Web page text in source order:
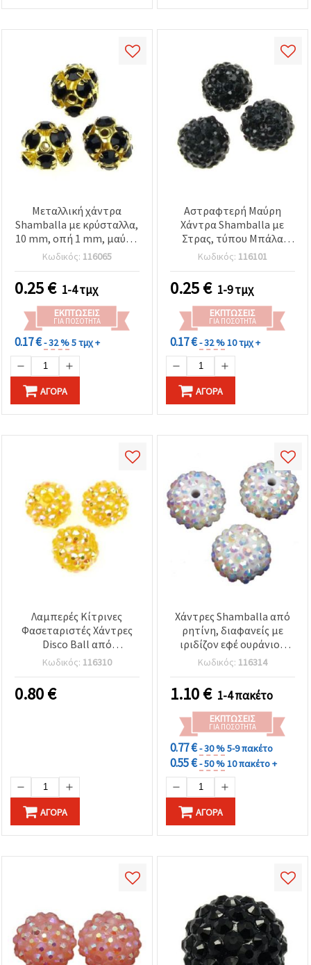
Μεταλλική χάντρα
Shamballa με κρύσταλλα,
10 mm, οπή 1 mm, μαύρη
με φινίρισμα χρυσού
χρώματος, για κατασκευή
κοσμημάτων DIY
Κωδικός: 116065
0.25€ 1-4 τμχ
ΕΚΠΤΏΣΕΙΣ
ΓΙΑ ΠΟΣΌΤΗΤΑ
0.17 €- 32 %5 τμχ +
ΑΓΟΡΆ
Αστραφτερή Μαύρη
Χάντρα Shamballa με
Στρας, τύπου Μπάλα
Ντίσκο, Πολυμερικός
Πηλός, Βαμμένη, 10 mm,
Τρύπα 1.5 mm
Κωδικός: 116101
0.25€ 1-9 τμχ
ΕΚΠΤΏΣΕΙΣ
ΓΙΑ ΠΟΣΌΤΗΤΑ
0.17 €- 32 %10 τμχ +
ΑΓΟΡΆ
Λαμπερές Κίτρινες
Φασεταριστές Χάντρες
Disco Ball από
Πολυμερική Ρητίνη,
τύπου Shamballa, 16
mm, Τρύπα 2,5 mm, 4
Κωδικός: 116310
0.80€
ΑΓΟΡΆ
Χάντρες Shamballa από
ρητίνη, διαφανείς με
ιριδίζον εφέ ουράνιου
τόξου, 18 mm, τρύπα 2
mm, σετ 4 τεμ.,
ανάμεικτες
Κωδικός: 116314
1.10€ 1-4 πακέτο
ΕΚΠΤΏΣΕΙΣ
ΓΙΑ ΠΟΣΌΤΗΤΑ
0.77 €- 30 %5-9 πακέτο
0.55 €- 50 %10 πακέτο +
ΑΓΟΡΆ